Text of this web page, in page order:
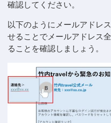
確認してください。
以下のようにメールアドレ
せることでメールアドレス
ることを確認しましょう。